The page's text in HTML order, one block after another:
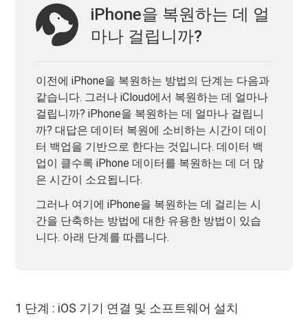
iPhone을 복원하는 데 얼
마나 걸립니까?
이전에 iPhone을 복원하는 방법의 단계는 다음과
같습니다. 그러나 iCloud에서 복원하는 데 얼마나
걸립니까? iPhone을 복원하는 데 얼마나 걸립니
까? 대답은 데이터 복원에 소비하는 시간이 데이
터 백업을 기반으로 한다는 것입니다. 데이터 백
업이 클수록 iPhone 데이터를 복원하는 데 더 많
은 시간이 소요됩니다.
그러나 여기에 iPhone을 복원하는 데 걸리는 시
간을 단축하는 방법에 대한 유용한 방법이 있습
니다. 아래 단계를 따릅니다.
1 단계 : iOS 기기 연결 및 소프트웨어 설치